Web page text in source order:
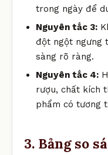
trong ngày để
Nguyên tắc 3:
đột ngột ngưng
sàng rõ ràng.
Nguyên tắc 4:
rượu, chất kích
phẩm có tương
3. Bảng so